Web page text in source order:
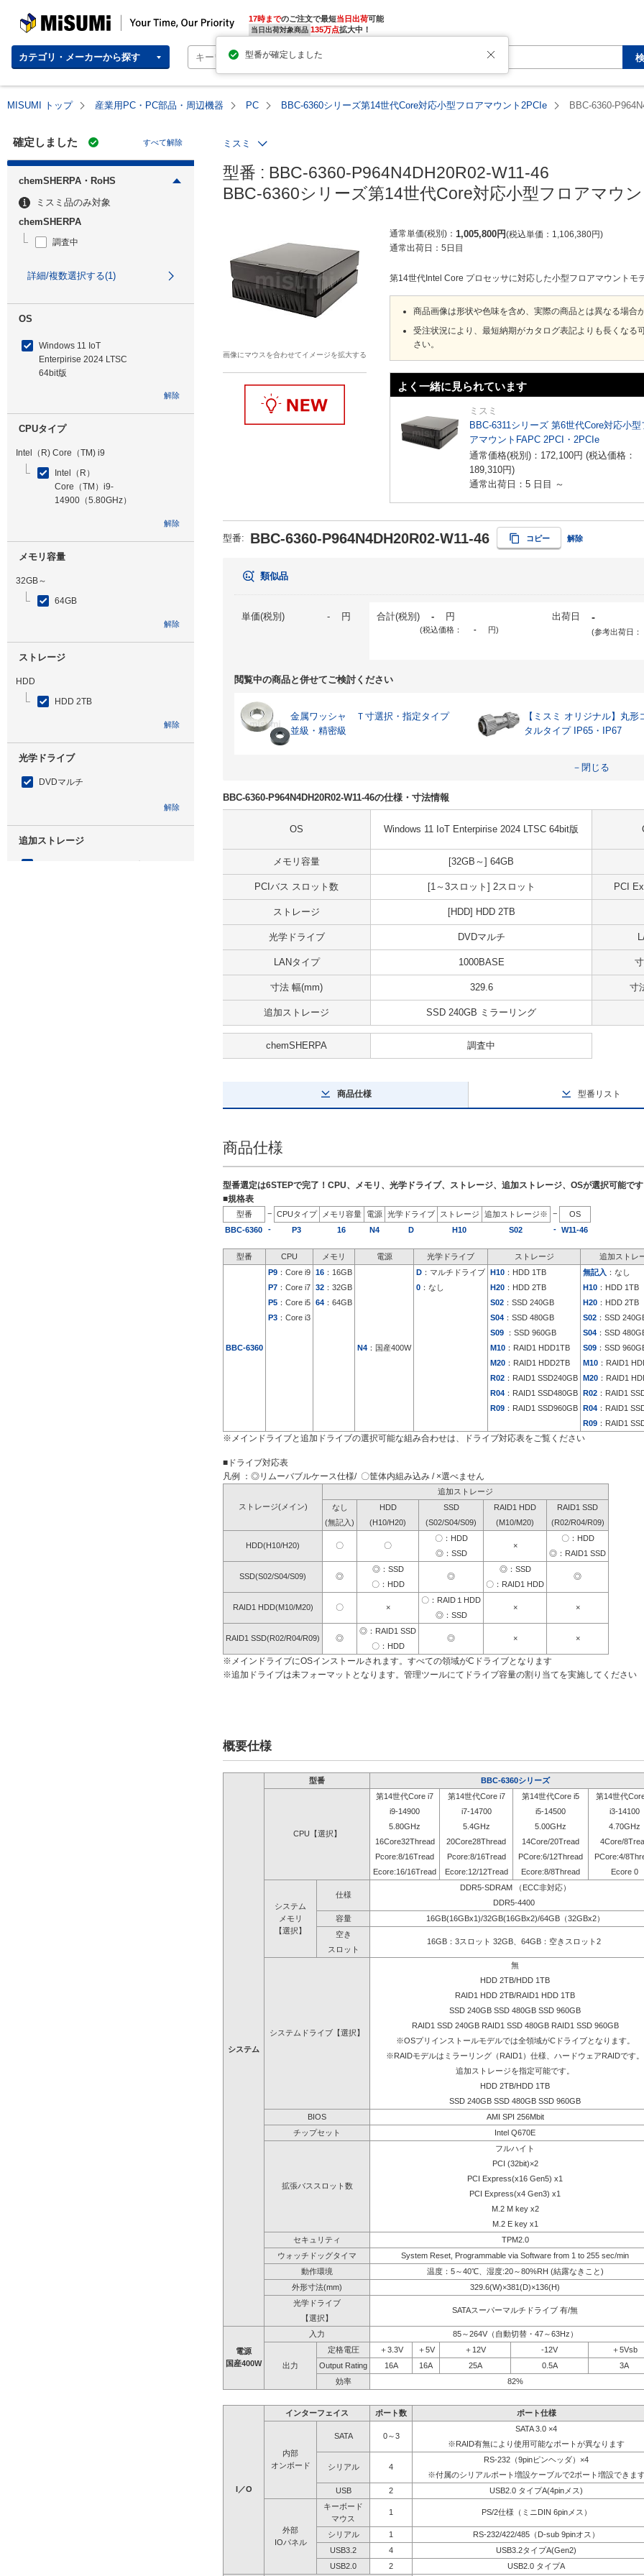
MISUMI | Your Time, Our Priority 17時までのご注文で最短当日出荷
当日出荷対象商品 135万点拡大中！
カテゴリ・メーカーから探す
MISUMI トップ 産業用PC・PC部品・周辺機器 PC BBC-6360シリーズ第14世代Core対応小型フロアマウント2PCIe BBC-6360-
確定しました すべて解除
chemSHERPA・RoHS
ミスミ品のみ対象
chemSHERPA
調査中
詳細/複数選択する(1)
OS
Windows 11 IoT
Enterpirise 2024 LTSC
64bit版
解除
CPUタイプ
Intel（R) Core（TM) i9
Intel（R）
Core（TM）i9-
14900（5.80GHz）
解除
メモリ容量
32GB～
64GB
解除
ストレージ
HDD
HDD 2TB
解除
光学ドライブ
DVDマルチ
解除
追加ストレージ
SSD 240GB ミラーリング
ミスミ
型番 : BBC-6360-P964N4DH20R02-W11-46
BBC-6360シリーズ第14世代Core対応小型フロアマウ
画像にマウスを合わせてイメージを拡大する
通常単価(税別) 1,005,800円 税込単価 1,106,380円
通常出荷日： 5日目
第14世代Intel Core プロセッサに対応した小型フロアマウントモデ
商品画像は形状や色味を含め、実際の商品とは異なる場合
受注状況により、最短納期がカタログ表記よりも長くな
さい。
よく一緒に見られています
ミスミ
BBC-6311シリーズ 第6世代Core対応小型
アマウントFAPC 2PCI・2PCIe
通常価格(税別)： 172,100円 (税込価格：
189,310円)
通常出荷日：5 日目 ～
型番: BBC-6360-P964N4DH20R02-W11-46 コピー 解除
類似品
単価(税別) - 円 合計(税別) - 円
(税込価格： - 円)
出荷日 -
(参考出荷日：
閲覧中の商品と併せてご検討ください
金属ワッシャ Ｔ寸選択・指定タイプ
並級・精密級
【ミスミ オリジナル】丸形
タルタイプ IP65・IP67
－閉じる
BBC-6360-P964N4DH20R02-W11-46の仕様・寸法情報
OS Windows 11 IoT Enterpirise 2024 LTSC 64bit版
メモリ容量 [32GB～] 64GB
PCIバス スロット数 [1～3スロット] 2スロット PCI
ストレージ [HDD] HDD 2TB
光学ドライブ DVDマルチ
LANタイプ 1000BASE
寸法 幅(mm) 329.6 寸
追加ストレージ SSD 240GB ミラーリング
chemSHERPA 調査中
商品仕様 型番リスト
商品仕様
型番選定は6STEPで完了！CPU、メモリ、光学ドライブ、ストレージ、追加ストレージ、OSが選択可能です
■規格表
型番 − CPUタイプ メモリ容量 電源 光学ドライブ ストレージ 追加ストレージ※ −
OS
BBC-6360
- P3 16 N4 D H10 S02 - W11-46
型番 CPU メモリ 電源 光学ドライブ ストレージ 追加ストレ
BBC-6360
P9 ：Core i9 16 ：16GB
N4 ：国産400W
D ：マルチドライブ H10 ：HDD 1TB 無記入 ：なし
P7 ：Core i7 32 ：32GB 0 ：なし H20 ：HDD 2TB H10 ：HDD 1TB
P5 ：Core i5 64 ：64GB S02 ：SSD 240GB H20 ：HDD 2TB
P3 ：Core i3 S04 ：SSD 480GB S02 ：SSD
S09 ：SSD 960GB S04 ：SSD
M10 ：RAID1 HDD1TB S09 ：SSD
M20 ：RAID1 HDD2TB M10 ：RAID1
R02 ：RAID1 SSD240GB M20 ：RAID1
R04 ：RAID1 SSD480GB R02 ：RAID1
R09 ：RAID1 SSD960GB R04 ：RAID1
R09 ：RAID1
※メインドライブと追加ドライブの選択可能な組み合わせは、ドライブ対応表をご覧ください
■ドライブ対応表
凡例 ：◎リムーバブルケース仕様/ 〇筐体内組み込み / ×選べません
追加ストレージ
ストレージ(メイン)
なし HDD SSD RAID1 HDD
RAID1 SSD
(無記入)
(H10/H20) (S02/S04/S09) (M10/M20) (R02/R04/R09)
HDD(H10/H20) 〇 〇
〇：HDD
×
〇：HDD
◎：SSD
◎：RAID1 SSD
SSD(S02/S04/S09) ◎
◎：SSD
◎
◎：SSD
◎
〇：HDD
〇：RAID1 HDD
RAID1 HDD(M10/M20) 〇 ×
〇：RAID１HDD
×
×
◎：SSD
RAID1 SSD(R02/R04/R09) ◎
◎：RAID1 SSD
◎
×
×
〇：HDD
※メインドライブにOSインストールされます。すべての領域がCドライブとなります
※追加ドライブは未フォーマットとなります。管理ツールにてドライブ容量の割り当てを実施してください
概要仕様
システム
型番 BBC-6360シリーズ
CPU【選択】
第14世代Core i7 第14世代Core i7 第14世代Core i5
第14世代
i9-14900
i7-14700 i5-14500
i3-14100
5.80GHz
5.4GHz 5.00GHz
4.70GHz
16Core32Thread
20Core28Thread 14Core/20Tread
4Core/
Pcore:8/16Tread
Pcore:8/16Tread PCore:6/12Thread
PCore:4/
Ecore:16/16Tread
Ecore:12/12Tread Ecore:8/8Thread Ecore 0
システム
メモリ
【選択】
仕様
DDR5-SDRAM （ECC非対応）
DDR5-4400
容量
16GB(16GBx1)/32GB(16GBx2)/64GB（32GBx2）
空き
16GB：3スロット 32GB、64GB：空きスロット2
スロット
システムドライブ【選択】
無
HDD 2TB/HDD 1TB
RAID1 HDD 2TB/RAID1 HDD 1TB
SSD 240GB SSD 480GB SSD 960GB
RAID1 SSD 240GB RAID1 SSD 480GB RAID1 SSD 960GB
※OSプリインストールモデルでは全領域がCドライブとなります。
※RAIDモデルはミラーリング（RAID1）仕様、ハードウェアRAIDです。
追加ストレージを指定可能です。
HDD 2TB/HDD 1TB
SSD 240GB SSD 480GB SSD 960GB
BIOS
AMI SPI 256Mbit
チップセット
Intel Q670E
拡張バススロット数
フルハイト
PCI (32bit)×2
PCI Express(x16 Gen5) x1
PCI Express(x4 Gen3) x1
M.2 M key x2
M.2 E key x1
セキュリティ
TPM2.0
ウォッチドッグタイマ
System Reset, Programmable via Software from 1 to 255 sec/min
動作環境
温度：5～40℃、湿度:20～80%RH (結露なきこと)
外形寸法(mm)
329.6(W)×381(D)×136(H)
光学ドライブ
SATAスーパーマルチドライブ 有/無
【選択】
電源
国産400W
入力 85～264V（自動切替・47～63Hz）
出力
定格電圧 ＋3.3V ＋5V ＋12V -12V
＋5Vsb
Output Rating
16A 16A 25A 0.5A
3A
効率
82%
I／O
インターフェイス ポート数 ポート仕様
内部
オンボード
SATA 0～3
SATA 3.0 ×4
※RAID有無により使用可能なポートが異なります
シリアル 4
RS-232（9pinピンヘッダ）×4
※付属のシリアルポート増設ケーブルで2ポート増設できま
USB
2 USB2.0 タイプA(4pinメス)
外部
IOパネル
キーボード
マウス
1 PS/2仕様（ミニDIN 6pinメス）
シリアル 1
RS-232/422/485（D-sub 9pinオス）
USB3.2
4
USB3.2タイプA(Gen2)
USB2.0
2 USB2.0 タイプA